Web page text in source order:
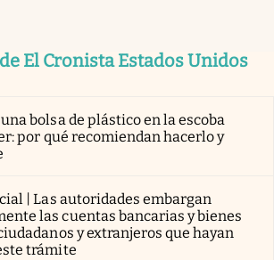
El Cronista Estados Unidos
bolsa de plástico en la escoba
por qué recomiendan hacerlo y
| Las autoridades embargan
las cuentas bancarias y bienes
y extranjeros que hayan
trámite